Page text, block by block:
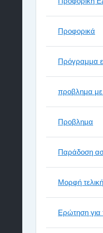
Προφορικά
Πρόγραμμα
προβλημα με
Προβλημα
Παράδοση
Μορφή
Ερώτηση για